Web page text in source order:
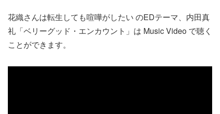
花織さんは転生しても喧嘩がしたい のEDテーマ、内田真
礼「ベリーグッド・エンカウント」は Music Video で聴く
ことができます。